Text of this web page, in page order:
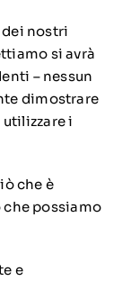
nostri
si avrà
– nessun
dimostrare
i
che è
che possiamo
e